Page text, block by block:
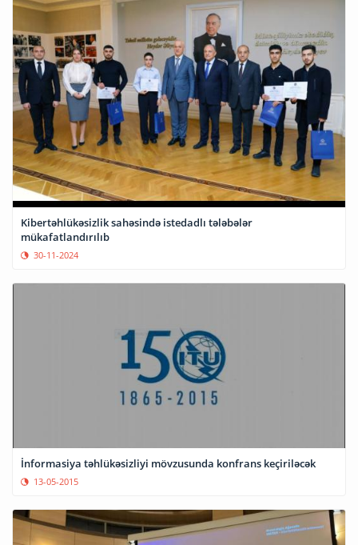
Kibertəhlükəsizlik sahəsində istedadlı tələbələr
mükafatlandırılıb
30-11-2024
İnformasiya təhlükəsizliyi mövzusunda konfrans keçiriləcək
13-05-2015